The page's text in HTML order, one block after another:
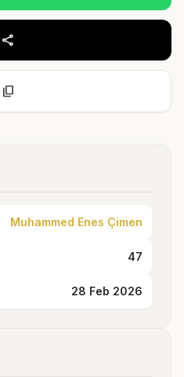
share
content_copy
Muhammed Enes Çimen
47
28 Feb 2026